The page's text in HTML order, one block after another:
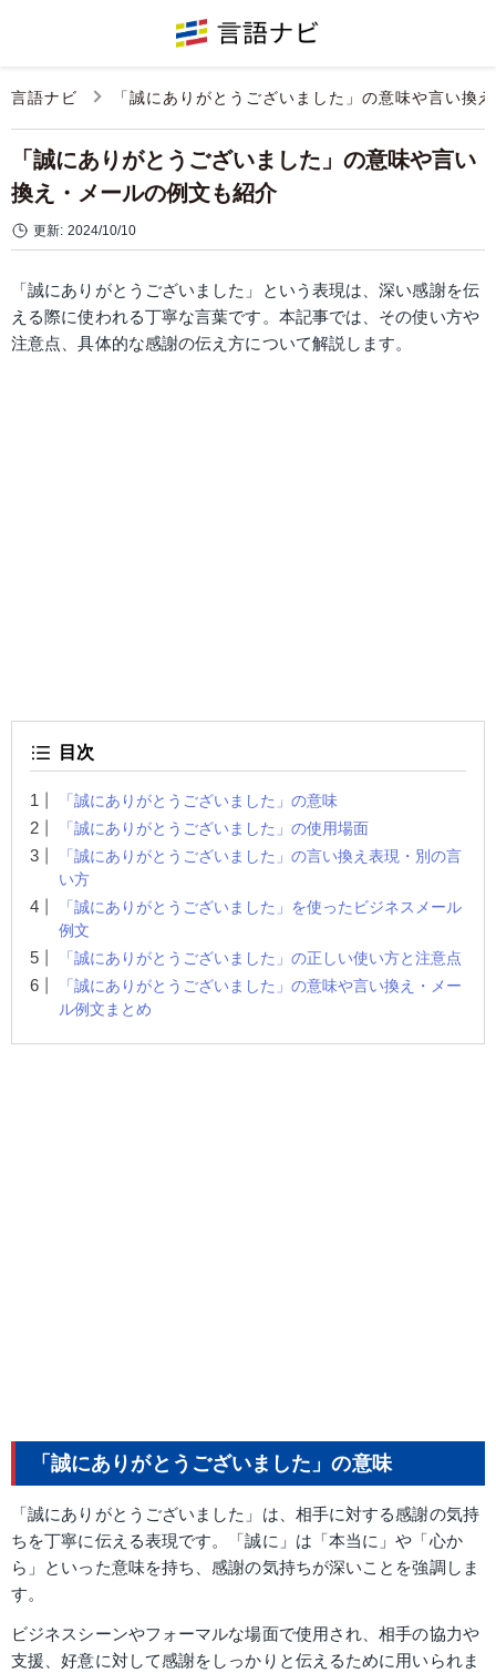
言語ナビ 「誠にありがとうございました」の意味や言い換
「誠にありがとうございました」の意味や言い
換え・メールの例文も紹介
更新: 2024/10/10
「誠にありがとうございました」という表現は、深い感謝を伝
える際に使われる丁寧な言葉です。本記事では、その使い方や
注意点、具体的な感謝の伝え方について解説します。
目次
「誠にありがとうございました」の意味
「誠にありがとうございました」の使用場面
「誠にありがとうございました」の言い換え表現・別の言
い方
「誠にありがとうございました」を使ったビジネスメール
例文
「誠にありがとうございました」の正しい使い方と注意点
「誠にありがとうございました」の意味や言い換え・メー
ル例文まとめ
「誠にありがとうございました」の意味
「誠にありがとうございました」は、相手に対する感謝の気持
ちを丁寧に伝える表現です。「誠に」は「本当に」や「心か
ら」といった意味を持ち、感謝の気持ちが深いことを強調しま
す。
ビジネスシーンやフォーマルな場面で使用され、相手の協力や
支援、好意に対して感謝をしっかりと伝えるために用いられま